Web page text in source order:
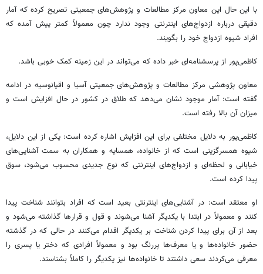
با این حال این معاون مرکز مطالعات و پژوهش‌های جمعیتی تصریح کرده که آمار
دقیقی درباره ازدواج‌های اینترنتی وجود ندارد چون معمولاً کمتر پیش آمده که
افراد شیوه ازدواج خود را بگویند.
کاظمی‌پور از پرسشنامه‌ای خبر داده که می‌تواند در این زمینه کمک خوبی باشد.
معاون پژوهشی مرکز مطالعات و پژوهش‌های جمعیتی آسیا و اقیانوسیه در ادامه
گفته است: آمار موجود نشان می‌دهد که طلاق در کشور در حال افزایش است و
میزان آن بالا رفته است.
کاظمی‌پور به دلایل مختلفی برای این افزایش اشاره کرده است: یکی از این دلایل،
شیوه همسرگزینی است که از خانواده، همسایه و همکاران به سمت آشنایی‌های
خیابانی و لحظه‌ای و ازدواج‌های اینترنتی که نوع جدیدی محسوب می‌شود، سوق
پیدا کرده است.
او معتقد است: در آشنایی‌های اینترنتی بعید است که افراد بتوانند شناخت پیدا
کنند و معمولاً در ابتدا با یکدیگر آشنا می‌شوند و قول و قرارها گذاشته می‌شود و
بعد از آن برای پیدا کردن شناخت بر یکدیگر اقدام می‌کنند در حالی که در گذشته
حضور خانواده‌ها و یا معرف‌ها پررنگ بود و معمولاً افرادی که دختر یا پسری را
معرفی می‌کردند سعی داشتند تا خانواده‌ها نیز یکدیگر را کاملاً بشناسند.